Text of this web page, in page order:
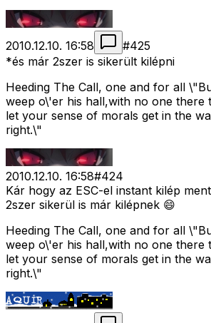
2010.12.10. 16:58 #425
*és már 2szer is sikerült kilépni
Heeding The Call, one and for all
weep o\'er his hall,with no one
let your sense of morals get in the
right.\"
2010.12.10. 16:58#424
Kár hogy az ESC-el instant kilép
2szer sikerül is már kilépnek 😄
Heeding The Call, one and for all
weep o\'er his hall,with no one
let your sense of morals get in the
right.\"